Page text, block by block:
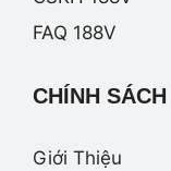
FAQ 188V
CHÍNH SÁCH
Giới Thiệu